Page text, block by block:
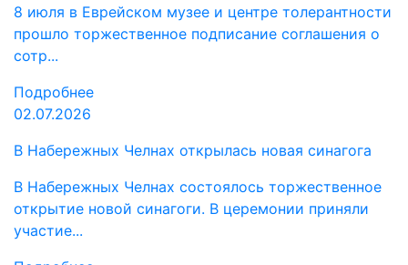
8 июля в Еврейском музее и центре толерантности
прошло торжественное подписание соглашения о
сотр...
Подробнее
02.07.2026
В Набережных Челнах открылась новая синагога
В Набережных Челнах состоялось торжественное
открытие новой синагоги. В церемонии приняли
участие...